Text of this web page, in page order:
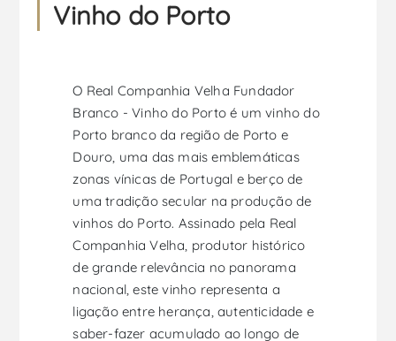
Vinho do Porto
O Real Companhia Velha Fundador
Branco - Vinho do Porto é um vinho do
Porto branco da região de Porto e
Douro, uma das mais emblemáticas
zonas vínicas de Portugal e berço de
uma tradição secular na produção de
vinhos do Porto. Assinado pela Real
Companhia Velha, produtor histórico
de grande relevância no panorama
nacional, este vinho representa a
ligação entre herança, autenticidade e
saber-fazer acumulado ao longo de